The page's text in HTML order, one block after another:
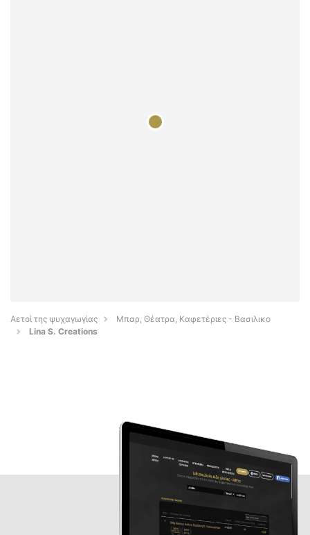
Αετοί της ψυχαγωγίας
Μπαρ, Θέατρα, Καφετέριες - Βασιλικο
Lina S. Creations